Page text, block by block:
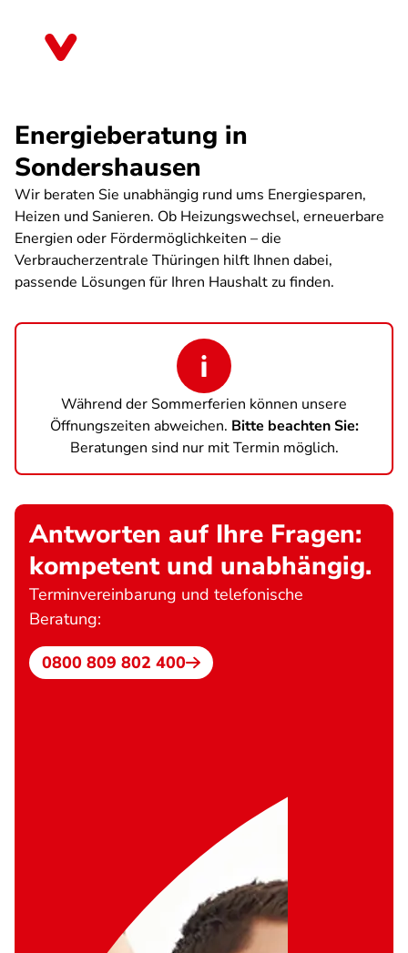
Energieberatung in
Sondershausen
Wir beraten Sie unabhängig rund ums Energiesparen,
Heizen und Sanieren. Ob Heizungswechsel, erneuerbare
Energien oder Fördermöglichkeiten – die
Verbraucherzentrale Thüringen hilft Ihnen dabei,
passende Lösungen für Ihren Haushalt zu finden.
Während der Sommerferien können unsere
Öffnungszeiten abweichen. Bitte beachten Sie:
Beratungen sind nur mit Termin möglich.
Antworten auf Ihre Fragen:
kompetent und unabhängig.
Terminvereinbarung und telefonische
Beratung:
0800 809 802 400